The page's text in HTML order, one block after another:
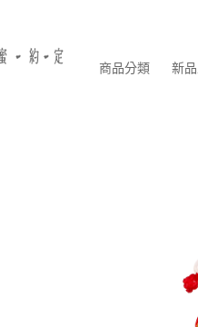
商品分類 新